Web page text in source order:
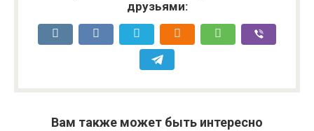
друзьями:
Вам также может быть интересно